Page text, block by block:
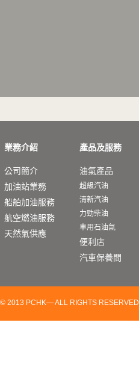
業務介紹
公司簡介
加油站業務
船舶加油服務
航空燃油服務
天然氣供應
產品及服務
油氣產品
超級汽油
清新汽油
力勁柴油
車用石油氣
便利店
汽車保養間
© 2013 PCHK— ALL RIGHTS RESERVED